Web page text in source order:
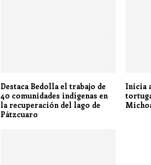
Destaca Bedolla el trabajo de
40 comunidades indígenas en
la recuperación del lago de
Pátzcuaro
Inicia